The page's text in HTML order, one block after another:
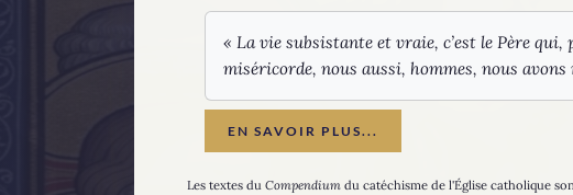
« La vie subsistante et vraie, c’est le Père
miséricorde, nous aussi, hommes, nous
EN SAVOIR PLUS...
Les textes du Compendium du catéchisme de l'Église catholique